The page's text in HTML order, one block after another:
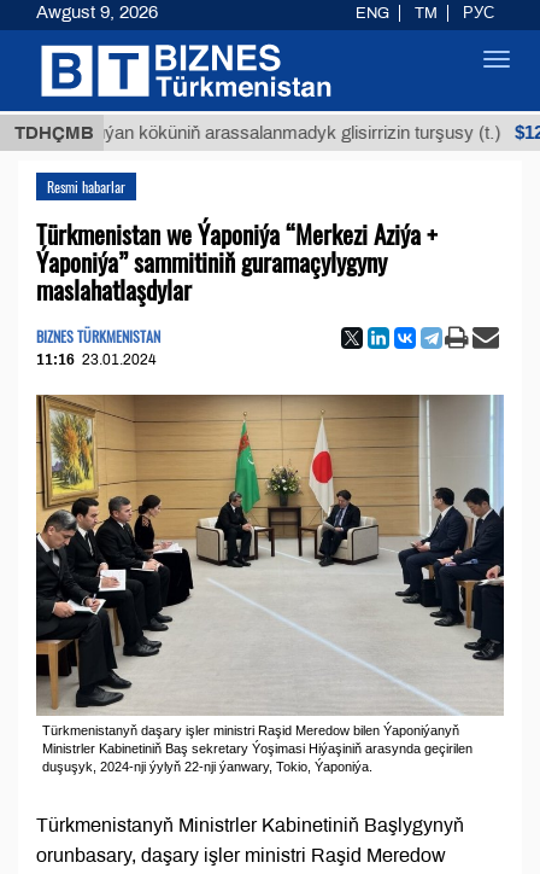
TDHÇMB
Buýan köküniň arassalanmadyk glisirrizin turşusy (t.) $12935,18
Resmi habarlar
Türkmenistan we Ýaponiýa “Merkezi Aziýa +
Ýaponiýa” sammitiniň guramaçylygyny
maslahatlaşdylar
BIZNES TÜRKMENISTAN
11:16 23.01.2024
Türkmenistanyň daşary işler ministri Raşid Meredow bilen Ýaponiýanyň
Ministrler Kabinetiniň Baş sekretary Ýoşimasi Hiýaşiniň arasynda geçirilen
duşuşyk, 2024-nji ýylyň 22-nji ýanwary, Tokio, Ýaponiýa.
Türkmenistanyň Ministrler Kabinetiniň Başlygynyň
orunbasary, daşary işler ministri Raşid Meredow
Awgust 9, 2026 ENG TM РУС